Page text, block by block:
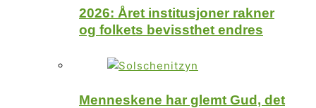
2026: Året institusjoner rakner
og folkets bevissthet endres
Menneskene har glemt Gud, det